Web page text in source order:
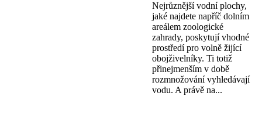
Nejrůznější vodní plochy,
jaké najdete napříč dolním
areálem zoologické
zahrady, poskytují vhodné
prostředí pro volně žijící
obojživelníky. Ti totiž
přinejmenším v době
rozmnožování vyhledávají
vodu. A právě na...